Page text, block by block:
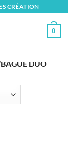
CRÉATION
0
DUO